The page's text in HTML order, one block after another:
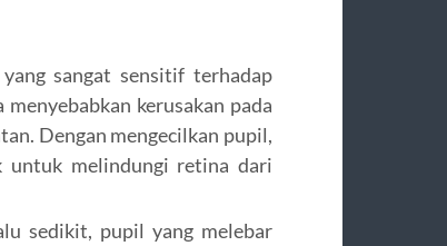
sangat sensitif terhadap
kerusakan pada
Dengan mengecilkan pupil,
untuk melindungi retina dari
sedikit, pupil yang melebar